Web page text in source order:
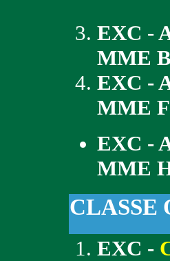
EXC -
MME
EXC -
MME
EXC -
MME
CLASSE
EXC -